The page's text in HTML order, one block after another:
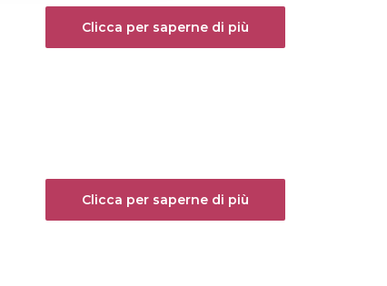
Clicca per saperne di più
Clicca per saperne di più